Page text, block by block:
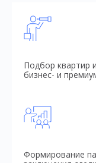
Подбор квартир
бизнес- и
Формирование